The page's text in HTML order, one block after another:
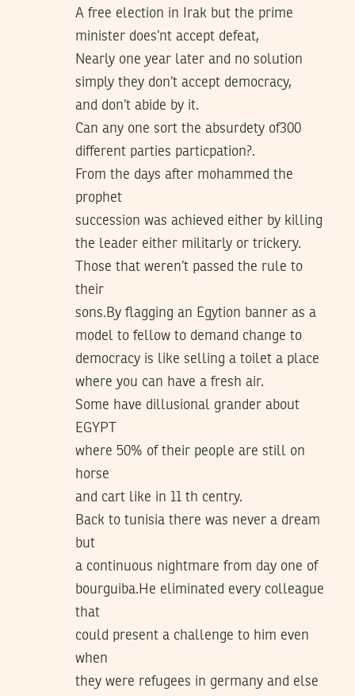
A free election in Irak but the prime
minister does’nt accept defeat,
Nearly one year later and no solution
simply they don’t accept democracy,
and don’t abide by it.
Can any one sort the absurdety of300
different parties particpation?.
From the days after mohammed the
prophet
succession was achieved either by killing
the leader either militarly or trickery.
Those that weren’t passed the rule to
their
sons.By flagging an Egytion banner as a
model to fellow to demand change to
democracy is like selling a toilet a place
where you can have a fresh air.
Some have dillusional grander about
EGYPT
where 50% of their people are still on
horse
and cart like in 11 th centry.
Back to tunisia there was never a dream
but
a continuous nightmare from day one of
bourguiba.He eliminated every colleague
that
could present a challenge to him even
when
they were refugees in germany and else